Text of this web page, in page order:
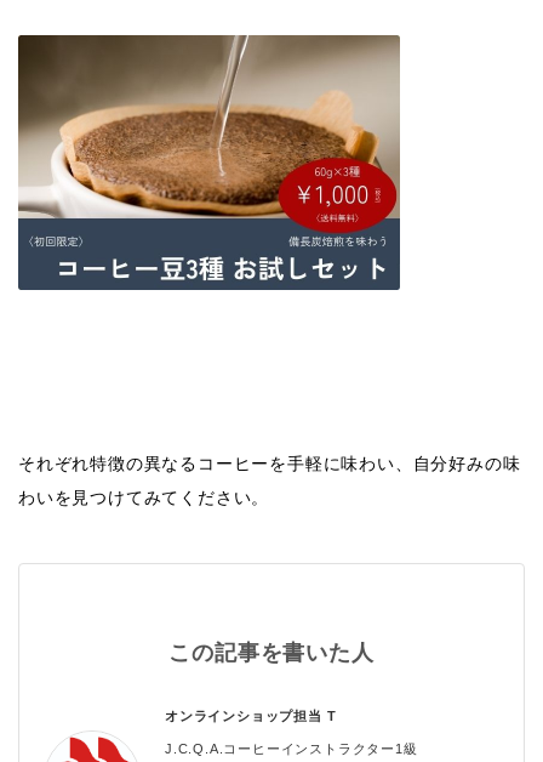
それぞれ特徴の異なるコーヒーを手軽に味わい、自分好みの味
わいを見つけてみてください。
この記事を書いた人
オンラインショップ担当 T
J.C.Q.A.コーヒーインストラクター1級